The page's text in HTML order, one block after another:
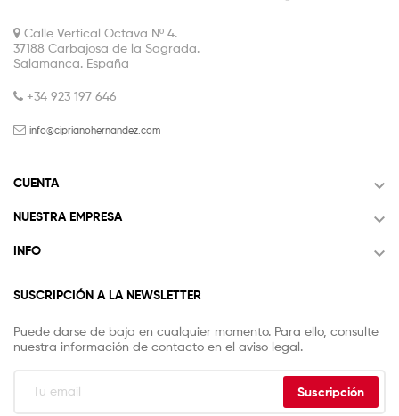
Calle Vertical Octava Nº 4.
37188 Carbajosa de la Sagrada.
Salamanca. España
+34 923 197 646
info@ciprianohernandez.com
CUENTA 
NUESTRA EMPRESA 
INFO 
SUSCRIPCIÓN A LA NEWSLETTER
Puede darse de baja en cualquier momento. Para ello, consulte
nuestra información de contacto en el aviso legal.
Suscripción